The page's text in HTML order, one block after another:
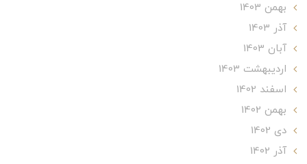
بهمن 1403
آذر 1403
آبان 1403
ارديبهشت 1403
اسفند 1402
بهمن 1402
دی 1402
آذر 1402